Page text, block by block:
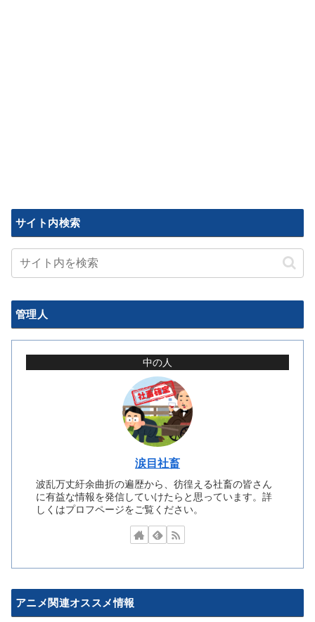
サイト内検索
管理人
中の人
涙目社畜
波乱万丈紆余曲折の遍歴から、彷徨える社畜の皆さん
に有益な情報を発信していけたらと思っています。詳
しくはプロフページをご覧ください。
アニメ関連オススメ情報